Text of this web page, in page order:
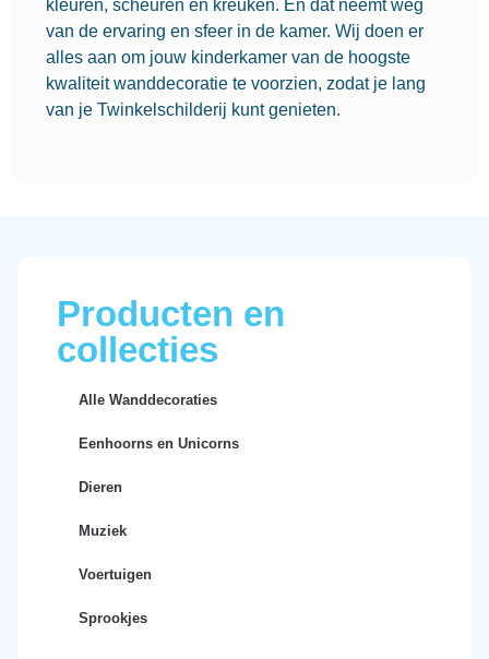
kleuren, scheuren en kreuken. En dat neemt weg
van de ervaring en sfeer in de kamer. Wij doen er
alles aan om jouw kinderkamer van de hoogste
kwaliteit wanddecoratie te voorzien, zodat je lang
van je Twinkelschilderij kunt genieten.
Producten en
collecties
Alle Wanddecoraties
Eenhoorns en Unicorns
Dieren
Muziek
Voertuigen
Sprookjes